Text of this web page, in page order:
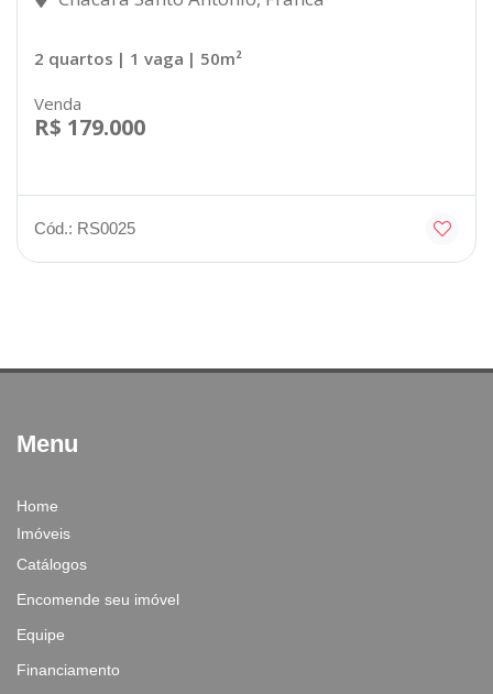
2 quartos | 1 vaga | 50m²
Venda
R$ 179.000
Cód.: RS0025
Menu
Home
Imóveis
Catálogos
Encomende seu imóvel
Equipe
Financiamento